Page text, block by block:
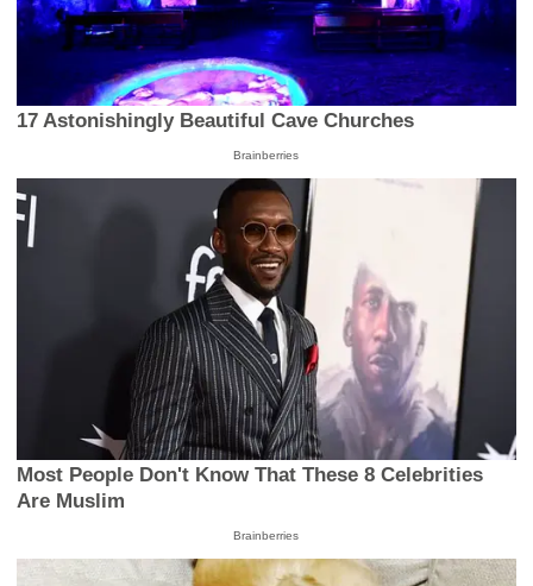
17 Astonishingly Beautiful Cave Churches
Brainberries
Most People Don't Know That These 8 Celebrities
Are Muslim
Brainberries